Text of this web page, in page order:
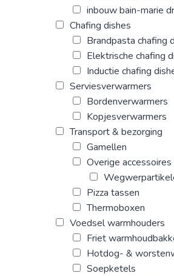
inbouw bain-marie
Chafing dishes
Brandpasta chafing
Elektrische chafing
Inductie chafing
Serviesverwarmers
Bordenverwarmers
Kopjesverwarmers
Transport & bezorging
Gamellen
Overige accessoires
Pizza tassen
Thermoboxen
Voedsel warmhouders
Friet
Hotdog- &
Soepketels